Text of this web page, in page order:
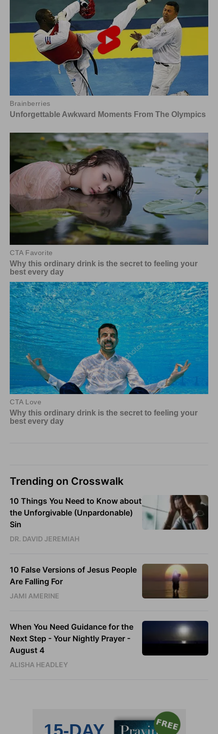
Trending on Crosswalk
10 Things You Need to Know about
the Unforgivable (Unpardonable)
Sin
DR. DAVID JEREMIAH
10 False Versions of Jesus People
Are Falling For
JAMI AMERINE
When You Need Guidance for the
Next Step - Your Nightly Prayer -
August 4
ALISHA HEADLEY